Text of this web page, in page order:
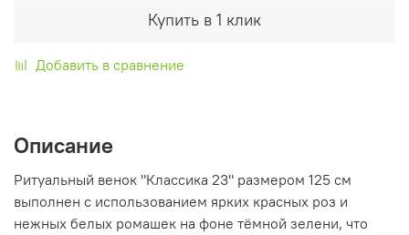
Купить в 1 клик
Добавить в сравнение
Описание
Ритуальный венок "Классика 23" размером 125 см
выполнен с использованием ярких красных роз и
нежных белых ромашек на фоне тёмной зелени, что